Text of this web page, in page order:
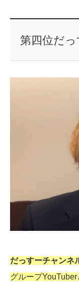
第四位だっ
だっすーチャンネ
グループ